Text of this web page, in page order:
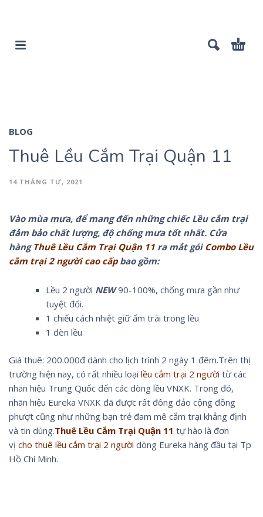
BLOG
Thuê Lều Cắm Trại Quận 11
14 THÁNG TƯ, 2021
Vào mùa mưa, để mang đến những chiếc Lều cắm trại
đảm bảo chất lượng, độ chống mưa tốt nhất. Cửa
hàngThuê Lều Cắm Trại Quận 11 ra mắt gói Combo Lều
cắm trại 2 người cao cấpbao gồm:
Lều 2 người NEW 90-100%, chống mưa gần như
tuyệt đối.
1 chiếu cách nhiệt giữ ấm trãi trong lều
1 đèn lều
Giá thuê: 200.000đ dành cho lịch trình 2 ngày 1 đêm.Trên thị
trường hiện nay, có rất nhiều loại lều cắm trại 2 người từ các
nhãn hiệu Trung Quốc đến các dòng lều VNXK. Trong đó,
nhãn hiệu Eureka VNXK đã được rất đông đảo cộng đồng
phượt cũng như những bạn trẻ đam mê cắm trại khẳng định
và tin dùng.Thuê Lều Cắm Trại Quận 11 tự hào là đơn
vị cho thuê lều cắm trại 2 người dòng Eureka hàng đầu tại Tp
Hồ Chí Minh.